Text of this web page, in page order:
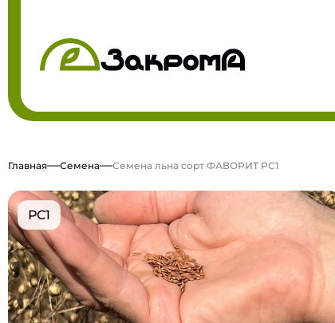
Главная Семена Семена льна сорт ФАВОРИТ РС1
РС1